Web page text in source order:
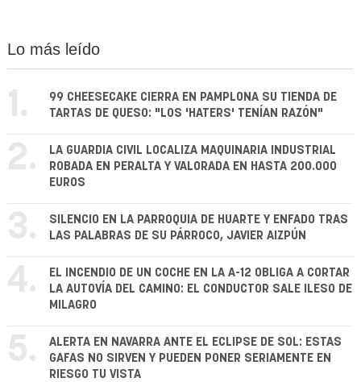
Lo más leído
1.
99 CHEESECAKE CIERRA EN PAMPLONA SU TIENDA DE
TARTAS DE QUESO: "LOS 'HATERS' TENÍAN RAZÓN"
2.
LA GUARDIA CIVIL LOCALIZA MAQUINARIA INDUSTRIAL
ROBADA EN PERALTA Y VALORADA EN HASTA 200.000
EUROS
3.
SILENCIO EN LA PARROQUIA DE HUARTE Y ENFADO TRAS
LAS PALABRAS DE SU PÁRROCO, JAVIER AIZPÚN
4.
EL INCENDIO DE UN COCHE EN LA A-12 OBLIGA A CORTAR
LA AUTOVÍA DEL CAMINO: EL CONDUCTOR SALE ILESO DE
MILAGRO
5.
ALERTA EN NAVARRA ANTE EL ECLIPSE DE SOL: ESTAS
GAFAS NO SIRVEN Y PUEDEN PONER SERIAMENTE EN
RIESGO TU VISTA